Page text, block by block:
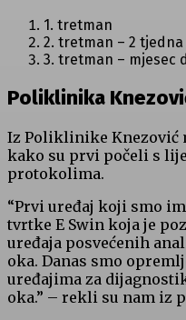
1. tretman
2. tretman – 2
3. tretman – mjesec
Poliklinika
Iz Poliklinike Knezović
kako su prvi počeli s
protokolima.
“Prvi uređaj koji smo
tvrtke E Swin koja je
uređaja posvećenih
oka. Danas smo
uređajima za
oka.” – rekli su nam iz